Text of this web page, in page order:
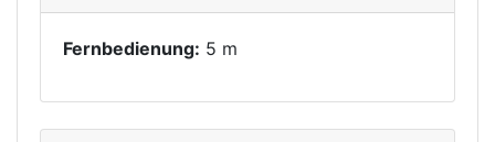
Fernbedienung: 5 m